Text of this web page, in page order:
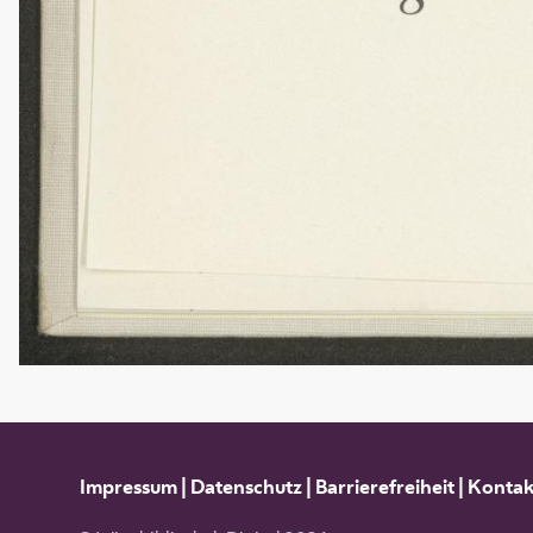
Impressum| Datenschutz| Barrierefreiheit|